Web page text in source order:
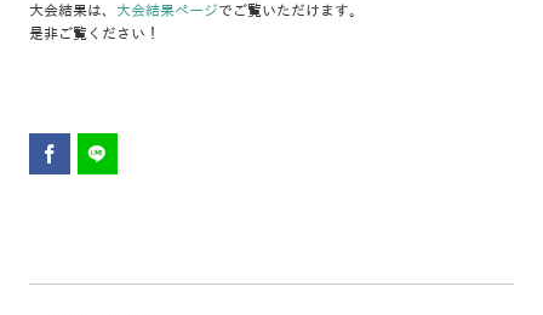
大会結果は、 大会結果ページでご覧いただけます。
是非ご覧ください！